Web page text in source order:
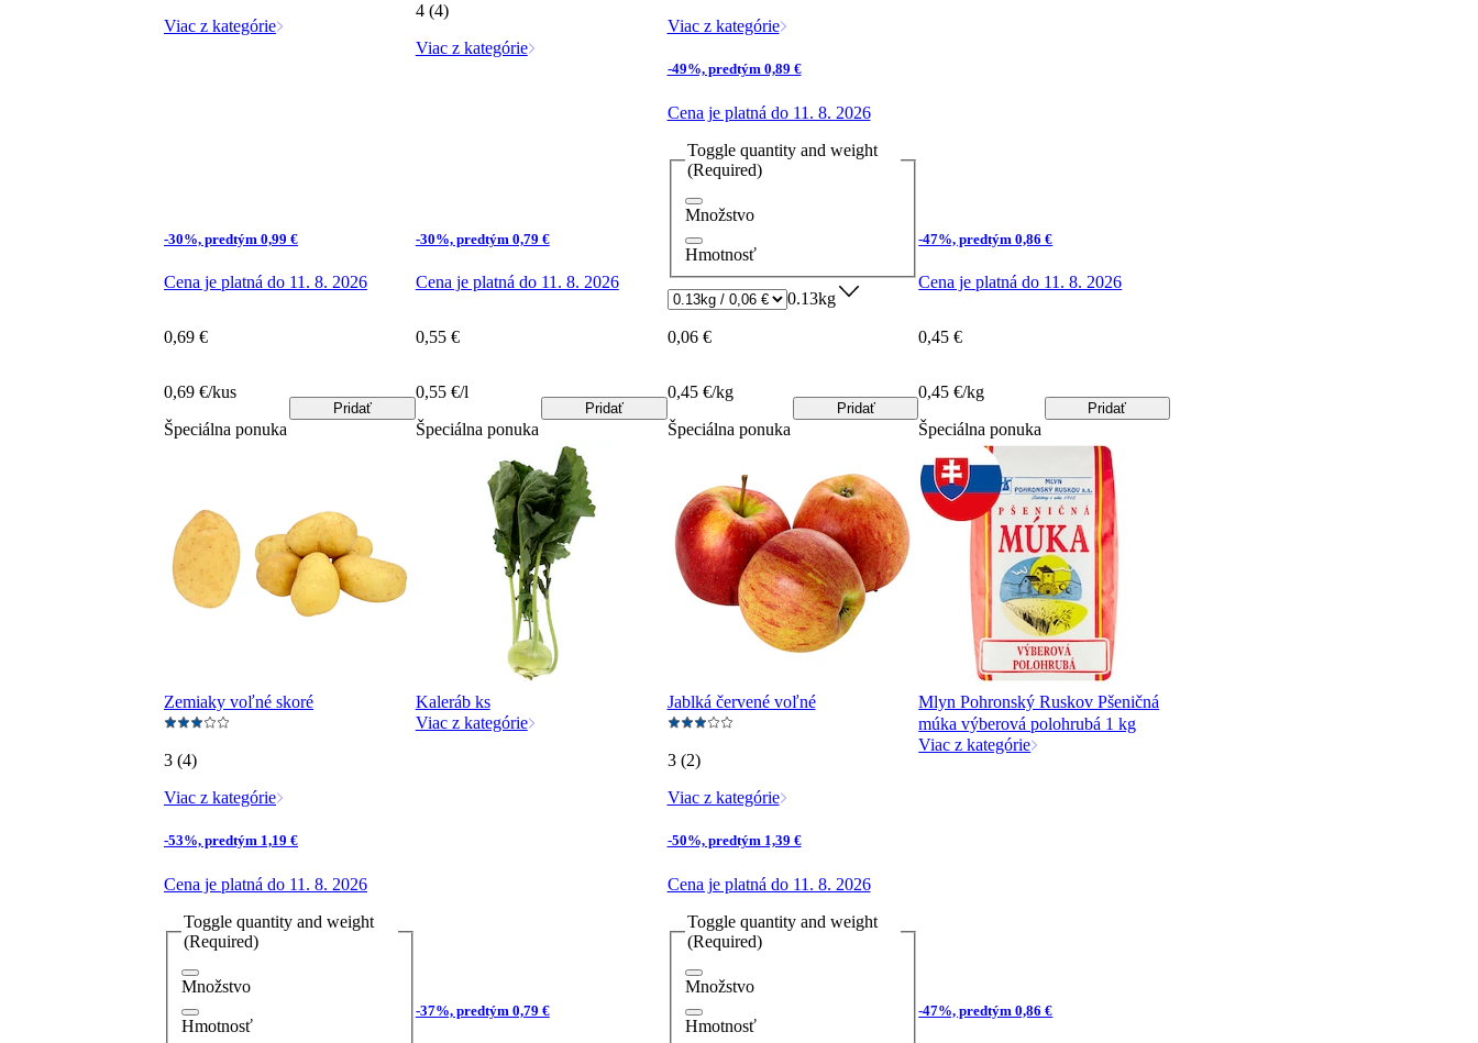
Viac z kategórie
-30%, predtým 0,99 €
Cena je platná do 11. 8. 2026
0,69 €
0,69 €/kus
Pridať
4 (4)
Viac z kategórie
-30%, predtým 0,79 €
Cena je platná do 11. 8. 2026
0,55 €
0,55 €/l
Pridať
Viac z kategórie
-49%, predtým 0,89 €
Cena je platná do 11. 8. 2026
Toggle quantity and weight
(Required)
Množstvo
Hmotnosť
0.13kg
0,06 €
0,45 €/kg
Pridať
-47%, predtým 0,86 €
Cena je platná do 11. 8. 2026
0,45 €
0,45 €/kg
Pridať
Špeciálna ponuka
Zemiaky voľné skoré
3 (4)
Viac z kategórie
-53%, predtým 1,19 €
Cena je platná do 11. 8. 2026
Toggle quantity and weight
(Required)
Množstvo
Hmotnosť
Špeciálna ponuka
Kaleráb ks
Viac z kategórie
-37%, predtým 0,79 €
Špeciálna ponuka
Jablká červené voľné
3 (2)
Viac z kategórie
-50%, predtým 1,39 €
Cena je platná do 11. 8. 2026
Toggle quantity and weight
(Required)
Množstvo
Hmotnosť
Špeciálna ponuka
Mlyn Pohronský Ruskov Pšeničná
múka výberová polohrubá 1 kg
Viac z kategórie
-47%, predtým 0,86 €